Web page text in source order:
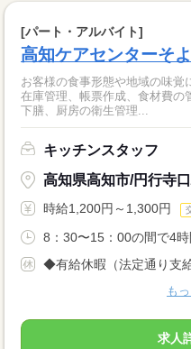
[パート・アルバイト]
高知ケアセンターそ
お客様の食事形態や地域の味覚
在庫管理、帳票作成、食材費の
下膳、厨房の衛生管理...
キッチンスタッフ
高知県高知市/円行寺
時給1,200円～1,300円
8：30〜15：00の間で4
◆有給休暇（法定通り支
も
求人